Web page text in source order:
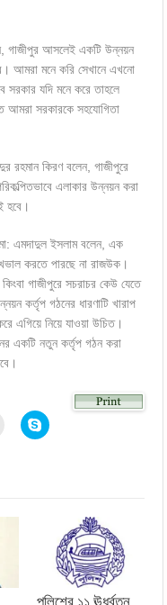
গাজীপুর আসলেই একটি উন্নয়ন
আমরা মনে করি সেখানে এখনো
সরকার যদি মনে করে তাহলে
আমরা সরকারকে সহযোগিতা
রহমান কিরণ বলেন, গাজীপুরে
এলাকার উন্নয়ন করা
হবে।
এমদাদুল ইসলাম বলেন, এক
করতে পারছে না রাজউক।
গাজীপুরে সচরাচর কেউ যেতে
কর্তৃপ গঠনের ধারণাটি খারাপ
এগিয়ে নিয়ে যাওয়া উচিত।
একটি নতুন কর্তৃপ গঠন করা
Click Click
to
window)